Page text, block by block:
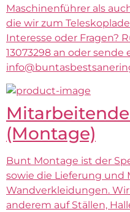
Maschinenführer als
die wir zum
Interesse oder Fragen?
13073298 an oder sende
(Montage)
Bunt Montage ist der
sowie die Lieferung und
Wandverkleidungen.
anderem auf Ställen,